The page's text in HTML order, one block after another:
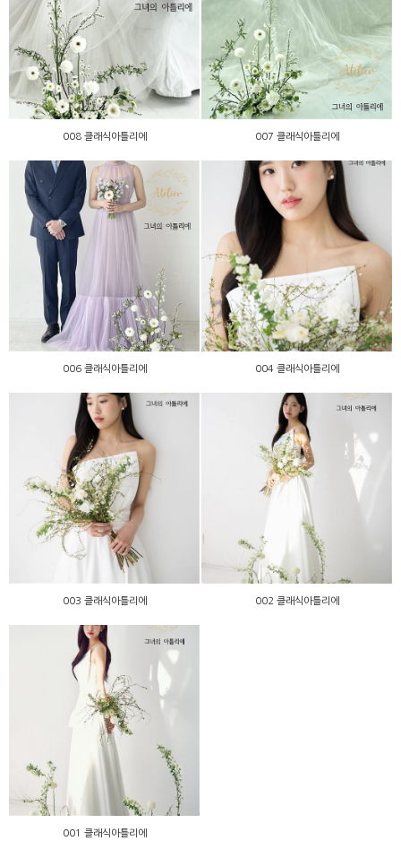
008 클래식아틀리에
008 클래식아틀리에
007 클래식아틀리에
007 클래식아틀리에
006 클래식아틀리에
006 클래식아틀리에
004 클래식아틀리에
004 클래식아틀리에
003 클래식아틀리에
003 클래식아틀리에
002 클래식아틀리에
002 클래식아틀리에
001 클래식아틀리에
001 클래식아틀리에